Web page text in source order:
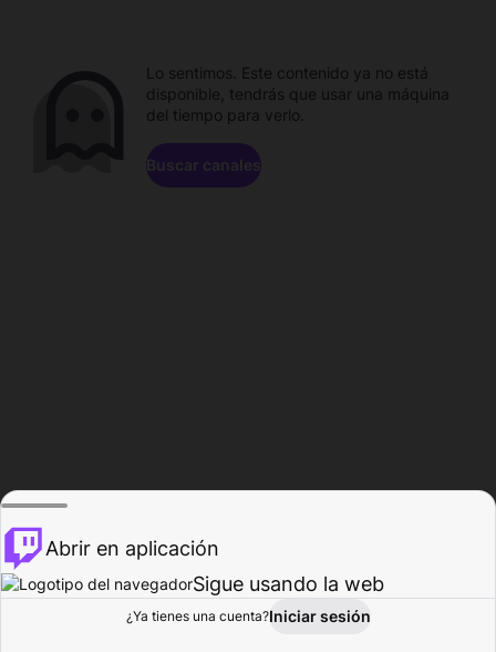
Explorar Actividad
Lo sentimos. Este contenido ya no está
disponible, tendrás que usar una máquina
del tiempo para verlo.
Buscar canales
Abrir en aplicación
Sigue usando la web
¿Ya tienes una cuenta?Iniciar sesión